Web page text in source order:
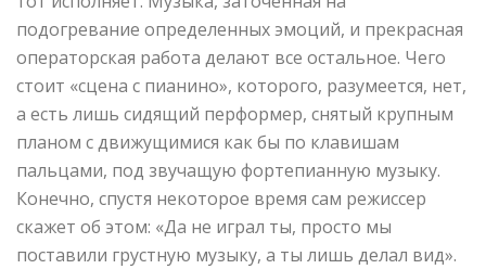
подогревание определенных эмоций, и прекрасная
операторская работа делают все остальное. Чего
стоит «сцена с пианино», которого, разумеется, нет,
а есть лишь сидящий перформер, снятый крупным
планом с движущимися как бы по клавишам
пальцами, под звучащую фортепианную музыку.
Конечно, спустя некоторое время сам режиссер
скажет об этом: «Да не играл ты, просто мы
поставили грустную музыку, а ты лишь делал вид».